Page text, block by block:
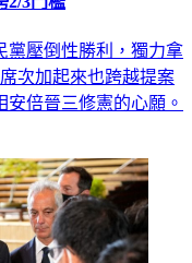
黨壓倒性勝利，獨力拿
次加起來也跨越提案
倍晉三修憲的心願。